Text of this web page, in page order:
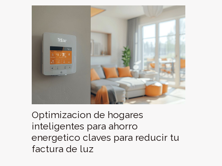
Optimizacion de hogares
inteligentes para ahorro
energetico claves para reducir tu
factura de luz